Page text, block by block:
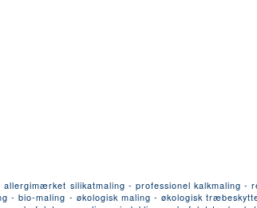
silikatmaling - professionel kalkmaling -
maling - økologisk maling - økologisk